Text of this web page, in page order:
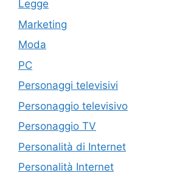
Legge
Marketing
Moda
PC
Personaggi televisivi
Personaggio televisivo
Personaggio TV
Personalità di Internet
Personalità Internet